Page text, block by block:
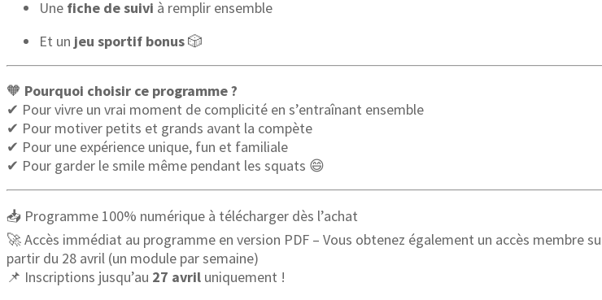
Une fiche de suivi à remplir ensemble
Et un jeu sportif bonus🎲
🧡 Pourquoi choisir ce programme ?
✔ Pour vivre un vrai moment de complicité en s’entraînant ensemble
✔ Pour motiver petits et grands avant la compète
✔ Pour une expérience unique, fun et familiale
✔ Pour garder le smile même pendant les squats 😄
📥 Programme 100% numérique à télécharger dès l’achat
🚀 Accès immédiat au programme en version PDF – Vous obtenez également un accès membre
partir du 28 avril (un module par semaine)
📌 Inscriptions jusqu’au 27 avril uniquement !